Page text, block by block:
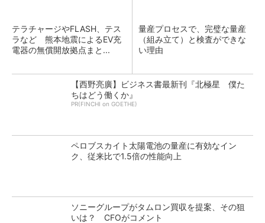
テラチャージやFLASH、テス
ラなど 熊本地震によるEV充
電器の無償開放拠点まと...
量産プロセスで、完璧な量産
（組み立て）と検査ができな
い理由
【西野亮廣】ビジネス書最新刊『北極星 僕た
ちはどう働くか』
PR(FINCHI on GOETHE)
ペロブスカイト太陽電池の量産に有効なイン
ク、従来比で1.5倍の性能向上
ソニーグループがタムロン買収を提案、その狙
いは？ CFOがコメント